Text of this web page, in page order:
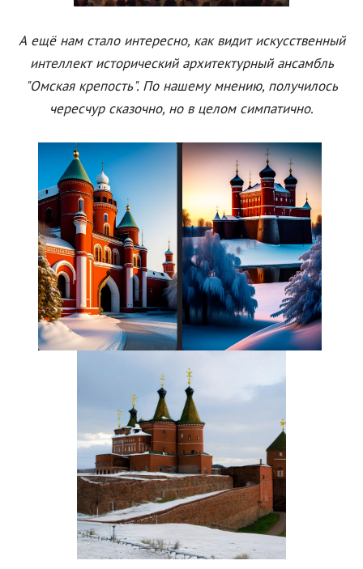
А ещё нам стало интересно, как видит искусственный
интеллект исторический архитектурный ансамбль
"Омская крепость". По нашему мнению, получилось
чересчур сказочно, но в целом симпатично.